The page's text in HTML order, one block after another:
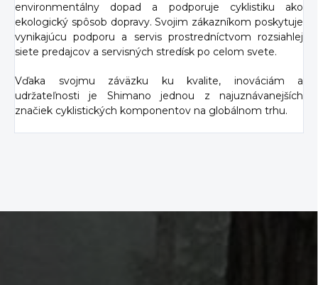
environmentálny dopad a podporuje cyklistiku ako
ekologický spôsob dopravy. Svojim zákazníkom poskytuje
vynikajúcu podporu a servis prostredníctvom rozsiahlej
siete predajcov a servisných stredísk po celom svete.
Vďaka svojmu záväzku ku kvalite, inováciám a
udržateľnosti je Shimano jednou z najuznávanejších
značiek cyklistických komponentov na globálnom trhu.